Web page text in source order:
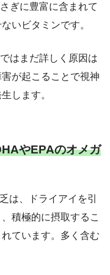
ぎに豊富に含まれて
いビタミンです。
はまだ詳しく原因は
が起こることで視神
します。
やEPAのオメガ
は、ドライアイを引
積極的に摂取するこ
ています。多く含む